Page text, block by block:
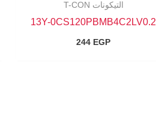
التيكونات T-CON
13Y-0CS120PBMB4C2LV0.2
244 EGP